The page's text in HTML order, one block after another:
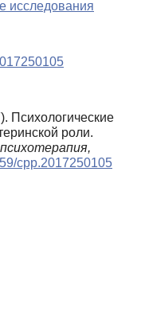
исследования
Психологические
роли.
cpp.2017250105